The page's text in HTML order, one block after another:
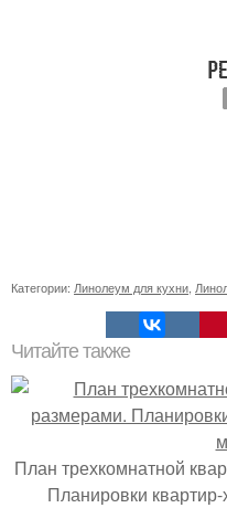
Категории: Линолеум для кухни
Читайте также
План трехкомнатной
Планировки